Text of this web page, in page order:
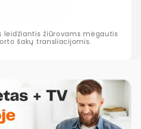
leidžiantis žiūrovams mėgautis
šakų transliacijomis.